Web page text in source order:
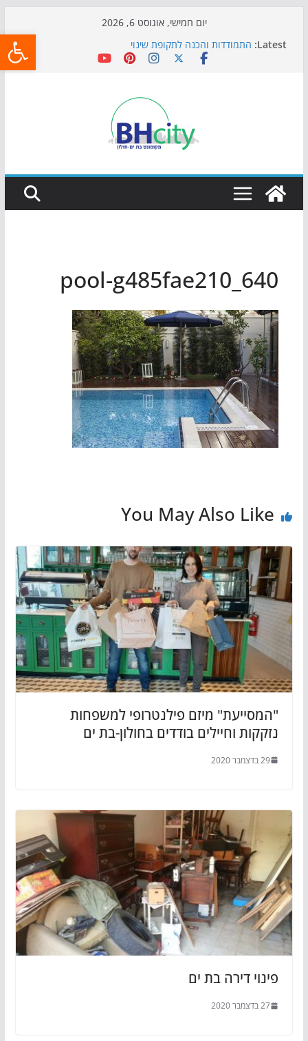
יום חמישי, אוגוסט 6, 2026
Latest: התמודדות והכנה לתקופת שינוי
אי ההרפתקאות ממשיך לכבוש את הגינות: מאות משפחות
כדורגל באווירה מיוחדת: הקרנת גמר המונדיאל בטרמינל
הקיץ של בני הנוער בבת־ים: חוף הריביירה הופך למרחב
בטוח בשעות הערב
pool-g485fae210_640
You May Also Like
"המסייעת" מיזם פילנטרופי למשפחות
נזקקות וחיילים בודדים בחולון-בת ים
29 בדצמבר 2020
פינוי דירה בת ים
27 בדצמבר 2020